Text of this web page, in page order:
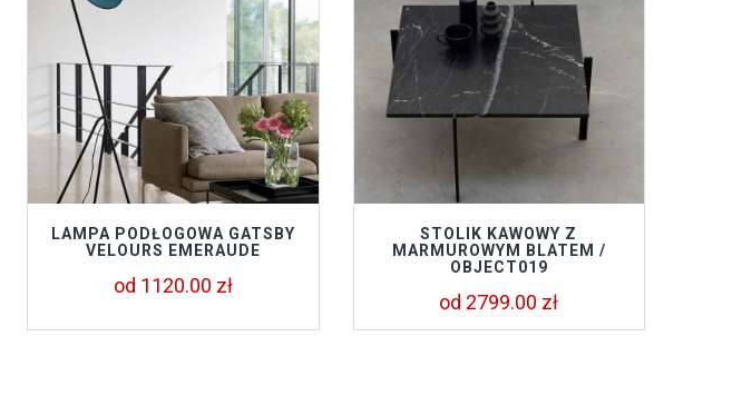
LAMPA PODŁOGOWA GATSBY
VELOURS EMERAUDE
od 1120.00 zł
STOLIK KAWOWY Z
MARMUROWYM BLATEM /
OBJECT019
od 2799.00 zł